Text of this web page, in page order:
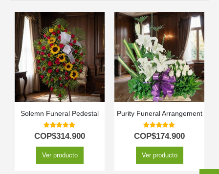
Solemn Funeral Pedestal
5.00out of 5
COP$314.900
Ver producto
Purity Funeral Arrangement
5.00out of 5
COP$174.900
Ver producto